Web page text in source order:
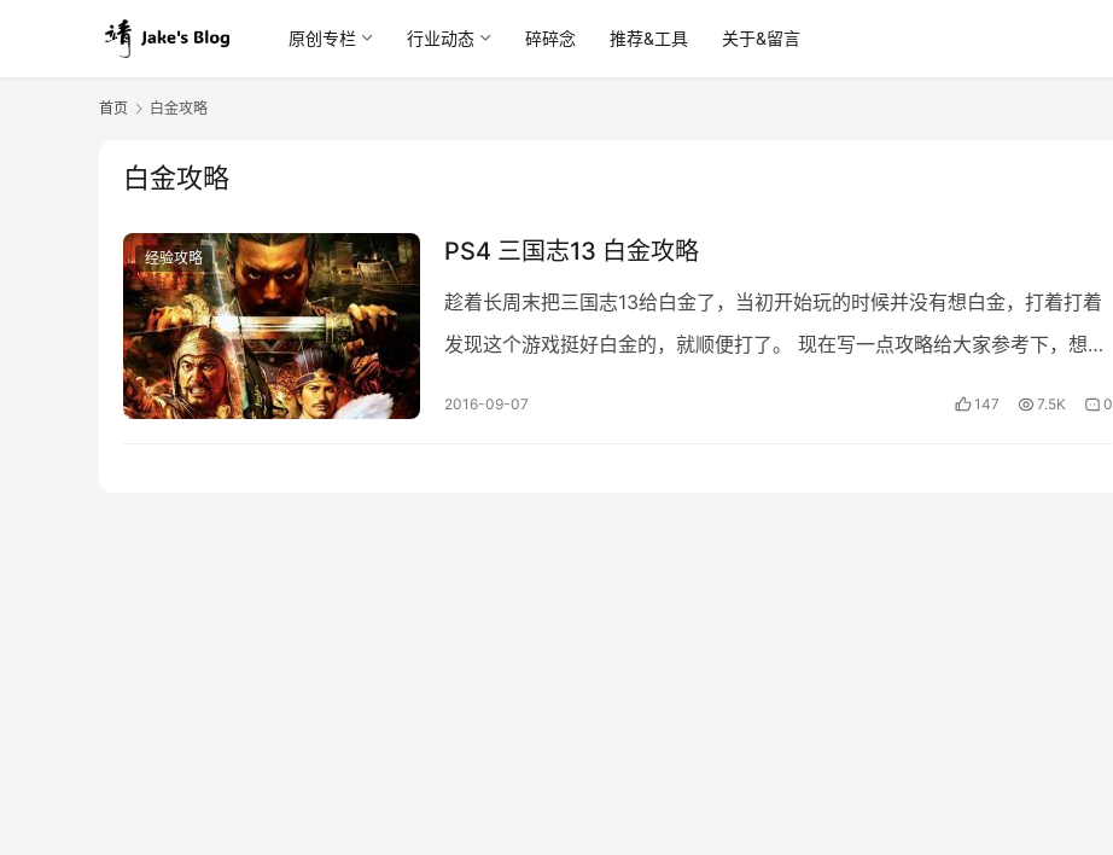
原创专栏 行业动态 碎碎念 推荐&工具 关于&留言
首页 白金攻略
白金攻略
经验攻略 PS4 三国志13 白金攻略
趁着长周末把三国志13给白金了，当初开始玩的时候并没有想白金，打着打着
发现这个游戏挺好白金的，就顺便打了。 现在写一点攻略给大家参考下，想白
2016-09-07 147 7.5K 0